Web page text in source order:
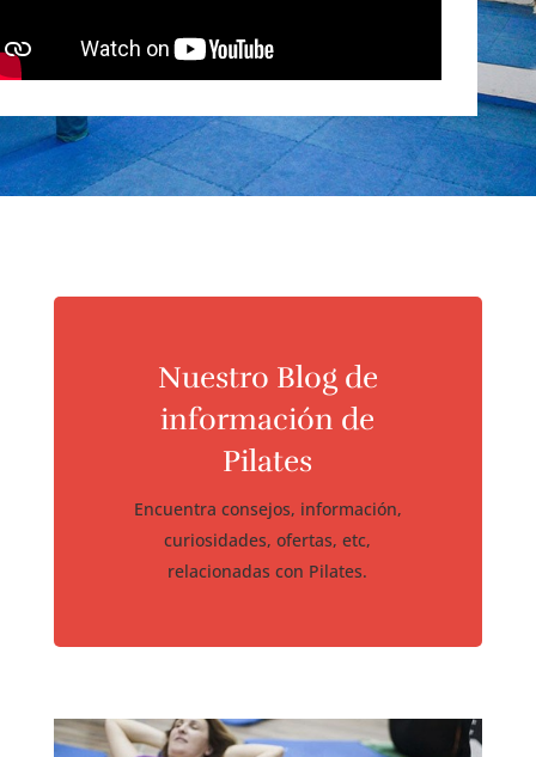
Nuestro Blog de
información de
Pilates
Encuentra consejos, información,
curiosidades, ofertas, etc,
relacionadas con Pilates.